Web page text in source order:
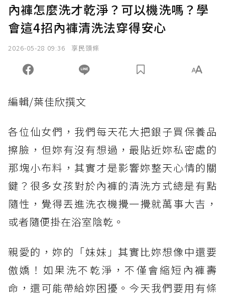
內褲怎麼洗才乾淨？可以機洗嗎？學
會這4招內褲清洗法穿得安心
2026-05-28 09:36 享民頭條
編輯/葉佳欣撰文
各位仙女們，我們每天花大把銀子買保養品
擦臉，但妳有沒有想過，最貼近妳私密處的
那塊小布料，其實才是影響妳整天心情的關
鍵？很多女孩對於內褲的清洗方式總是有點
隨性，覺得丟進洗衣機攪一攪就萬事大吉，
或者隨便掛在浴室陰乾。
親愛的，妳的「妹妹」其實比妳想像中還要
傲嬌！如果洗不乾淨，不僅會縮短內褲壽
命，還可能帶給妳困擾。今天我們要用有條